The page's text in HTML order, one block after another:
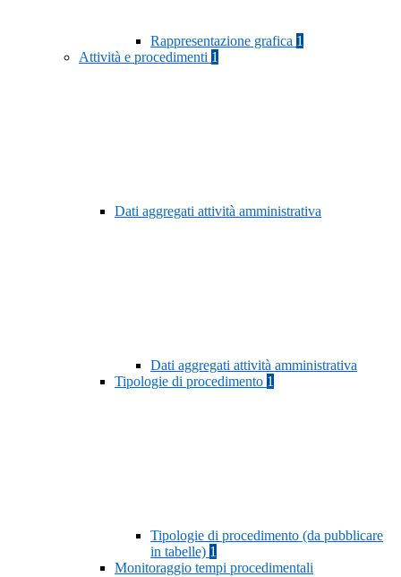
Rappresentazione grafica 1
Attività e procedimenti 1
Dati aggregati attività amministrativa
Dati aggregati attività amministrativa
Tipologie di procedimento 1
Tipologie di procedimento (da pubblicare
in tabelle) 1
Monitoraggio tempi procedimentali